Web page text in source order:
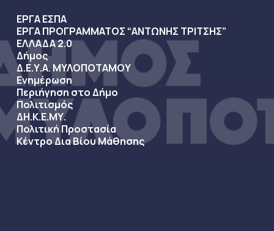
ΕΡΓΑ ΕΣΠΑ
ΕΡΓΑ ΠΡΟΓΡΑΜΜΑΤΟΣ “ΑΝΤΩΝΗΣ ΤΡΙΤΣΗΣ”
ΕΛΛΑΔΑ 2.0
Δήμος
Δ.Ε.Υ.Α. ΜΥΛΟΠΟΤΑΜΟΥ
Ενημέρωση
Περιήγηση στο Δήμο
Πολιτισμός
ΔΗ.Κ.Ε.ΜΥ.
Πολιτική Προστασία
Κέντρο Δια Βίου Μάθησης